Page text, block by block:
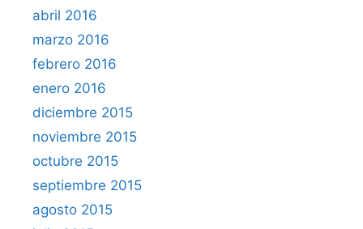
abril 2016
marzo 2016
febrero 2016
enero 2016
diciembre 2015
noviembre 2015
octubre 2015
septiembre 2015
agosto 2015